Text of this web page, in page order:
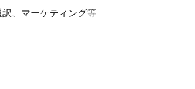
訳、マーケティング等